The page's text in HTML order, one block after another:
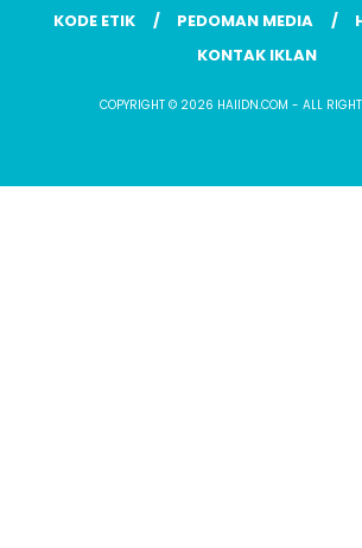
KODE ETIK
PEDOMAN MEDIA
KONTAK IKLAN
COPYRIGHT © 2026 HAIIDN.COM - ALL